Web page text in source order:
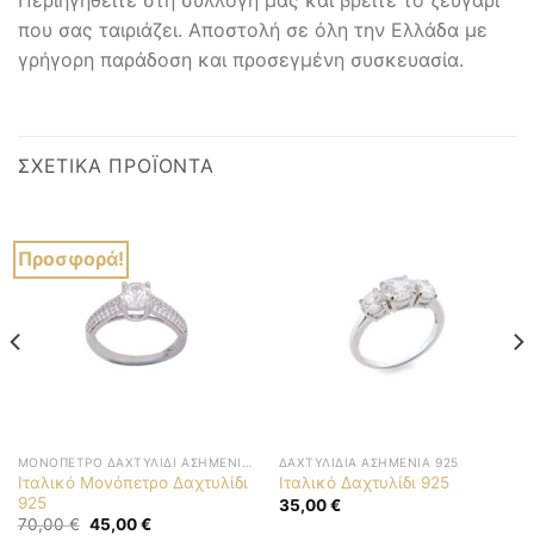
που σας ταιριάζει. Αποστολή σε όλη την Ελλάδα με
γρήγορη παράδοση και προσεγμένη συσκευασία.
ΣΧΕΤΙΚΆ ΠΡΟΪΌΝΤΑ
Προσφορά!
Ιταλικό Μονόπετρο Δαχτυλίδι
925
70,00€ Original
price
45,00€Η
ΔΑΧΤΥΛΊΔΙΑ ΑΣΗΜΈΝΙΑ 925
Ιταλικό Δαχτυλίδι 925
35,00€